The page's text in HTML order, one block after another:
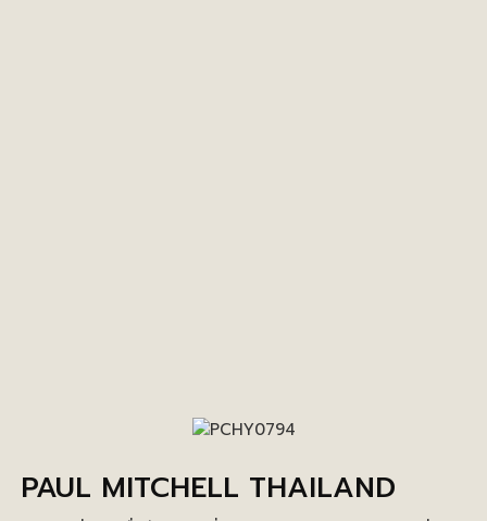
PAUL MITCHELL THAILAND